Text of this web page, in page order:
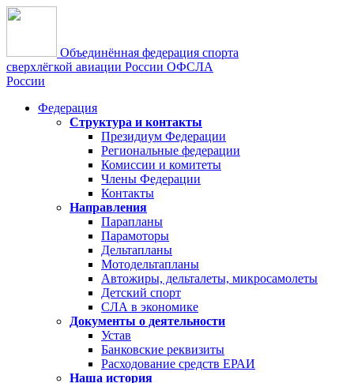
Объединённая федерация спорта
сверхлёгкой авиации России ОФСЛА
России
Федерация
Структура и контакты
Президиум Федерации
Региональные федерации
Комиссии и комитеты
Члены Федерации
Контакты
Направления
Парапланы
Парамоторы
Дельтапланы
Мотодельтапланы
Автожиры, дельталеты, микросамолеты
Детский спорт
СЛА в экономике
Документы о деятельности
Устав
Банковские реквизиты
Расходование средств ЕРАИ
Наша история